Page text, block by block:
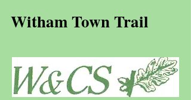
Witham Town Trail